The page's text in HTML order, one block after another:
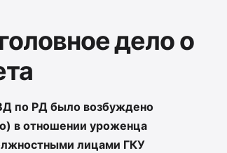
дело о
по РД было возбуждено
в отношении уроженца
лицами ГКУ